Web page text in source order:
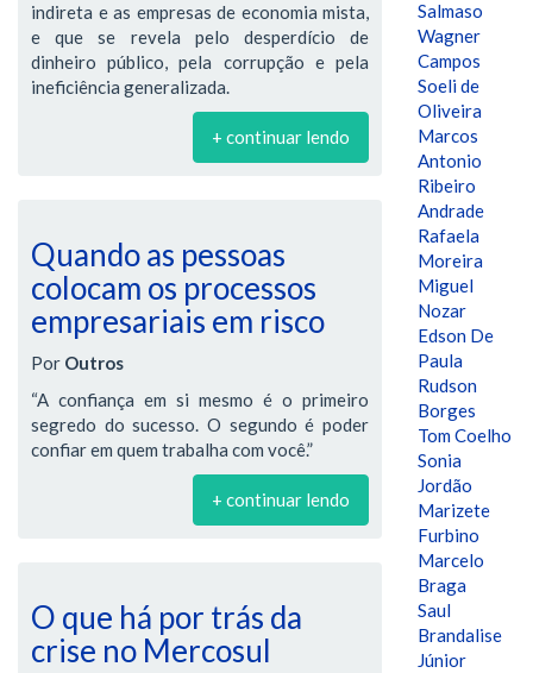
indireta e as empresas de economia mista,
e que se revela pelo desperdício de
dinheiro público, pela corrupção e pela
ineficiência generalizada.
+ continuar lendo
Quando as pessoas
colocam os processos
empresariais em risco
Por Outros
“A confiança em si mesmo é o primeiro
segredo do sucesso. O segundo é poder
confiar em quem trabalha com você.”
+ continuar lendo
O que há por trás da
crise no Mercosul
Salmaso
Wagner
Campos
Soeli de
Oliveira
Marcos
Antonio
Ribeiro
Andrade
Rafaela
Moreira
Miguel
Nozar
Edson De
Paula
Rudson
Borges
Tom Coelho
Sonia
Jordão
Marizete
Furbino
Marcelo
Braga
Saul
Brandalise
Júnior